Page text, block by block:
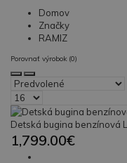
Domov
Značky
RAMIZ
Porovnať výrobok (0)
Detská bugina benzínová
1,799.00€